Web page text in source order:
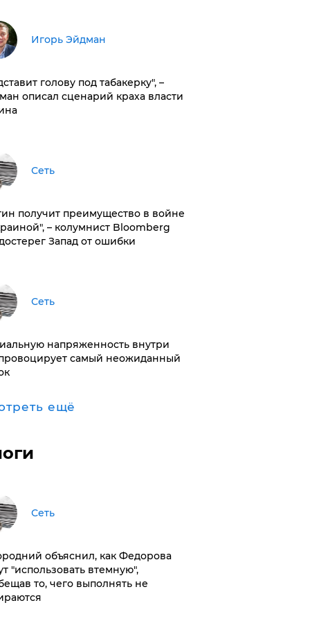
Игорь Эйдман
голову под табакерку", –
описал сценарий краха власти
Сеть
получит преимущество в войне
– колумнист Bloomberg
Запад от ошибки
Сеть
напряженность внутри
самый неожиданный
ещё
Сеть
объяснил, как Федорова
"использовать втемную",
то, чего выполнять не